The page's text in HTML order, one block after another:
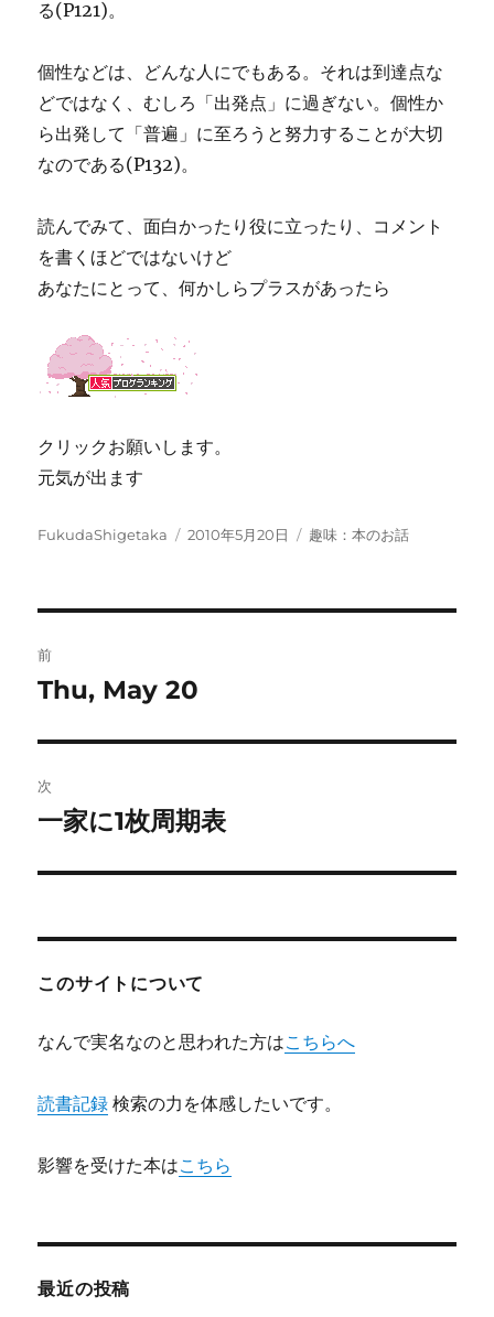
る(P121)。
個性などは、どんな人にでもある。それは到達点な
どではなく、むしろ「出発点」に過ぎない。個性か
ら出発して「普遍」に至ろうと努力することが大切
なのである(P132)。
読んでみて、面白かったり役に立ったり、コメント
を書くほどではないけど
あなたにとって、何かしらプラスがあったら
クリックお願いします。
元気が出ます
投
FukudaShigetaka
投
2010年5月20日
カ
趣味：本のお話
稿
ビ
ゲ
ー
前
前
投
稿:
Thu, May 20
次
次
投
一家に1枚周期表
このサイトについて
なんで実名なのと思われた方はこちらへ
読書記録 検索の力を体感したいです。
影響を受けた本はこちら
最近の投稿